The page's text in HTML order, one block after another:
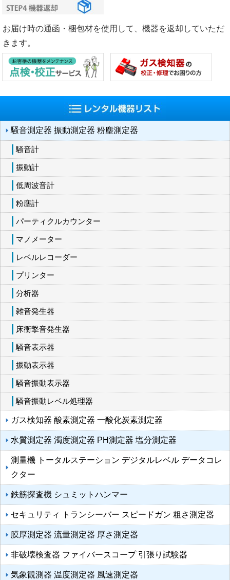
お届け時の通函・梱包材を使用して、機器を返却していただ
きます。
騒音測定器 振動測定器 粉塵測定器
騒音計
振動計
低周波音計
粉塵計
パーティクルカウンター
マノメーター
レベルレコーダー
プリンター
分析器
雑音発生器
床衝撃音発生器
騒音表示器
振動表示器
騒音振動表示器
騒音振動レベル処理器
ガス検知器 酸素測定器 一酸化炭素測定器
水質測定器 濁度測定器 PH測定器 塩分測定器
測量機 トータルステーション デジタルレベル データコレ
クター
鉄筋探査機 シュミットハンマー
セキュリティ トランシーバー スピードガン 粗さ測定器
膜厚測定器 流量測定器 厚さ測定器
非破壊検査器 ファイバースコープ 引張り試験器
気象観測器 温度測定器 風速測定器